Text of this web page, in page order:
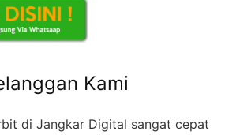
Kami
di Jangkar Digital sangat cepat